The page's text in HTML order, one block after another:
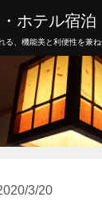
ホテル宿泊
る、機能美と利便性を兼
3/20